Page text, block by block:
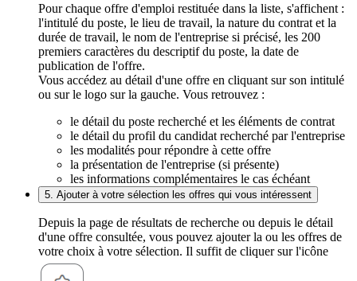
Pour chaque offre d'emploi restituée dans la liste, s'affichent :
l'intitulé du poste, le lieu de travail, la nature du contrat et la
durée de travail, le nom de l'entreprise si précisé, les 200
premiers caractères du descriptif du poste, la date de
publication de l'offre.
Vous accédez au détail d'une offre en cliquant sur son intitulé
ou sur le logo sur la gauche. Vous retrouvez :
le détail du poste recherché et les éléments de contrat
le détail du profil du candidat recherché par l'entreprise
les modalités pour répondre à cette offre
la présentation de l'entreprise (si présente)
les informations complémentaires le cas échéant
5. Ajouter à votre sélection les offres qui vous intéressent
Depuis la page de résultats de recherche ou depuis le détail
d'une offre consultée, vous pouvez ajouter la ou les offres de
votre choix à votre sélection. Il suffit de cliquer sur l'icône